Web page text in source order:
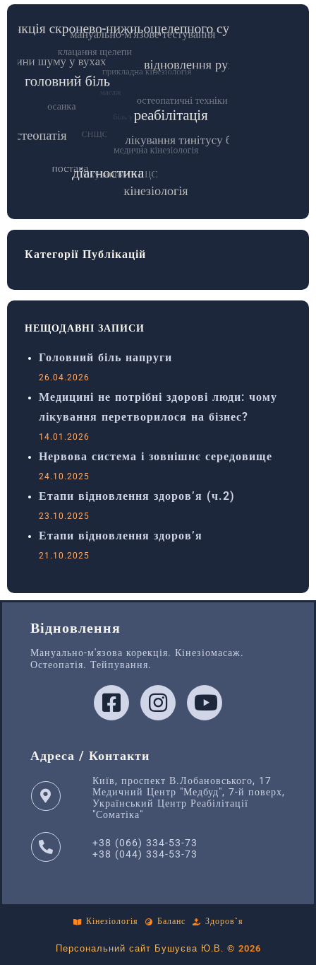
Категорії Публікацій
НЕЩОДАВНІ ЗАПИСИ
Головний біль напруги
26.04.2026
Медицині не потрібні здорові люди: чому
лікування перетворилося на бізнес?
14.01.2026
Нервова система і зовнішнє середовище
24.10.2025
Етапи відновлення здоров’я (ч.2)
23.10.2025
Етапи відновлення здоров’я
21.10.2025
Відновлення
Мануально-м'язова корекція. Кінезіомасаж.
Остеопатія. Тейпування.
Адреса / Контакти
Київ, проспект В.Лобановського, 17
Медичний Центр "Медбуд", 7-й поверх,
Український Центр Реабілітації
"Соматіка"
+38 (066) 334-53-73
+38 (044) 334-53-73
Кінезіологія Баланс Здоров`я
Персональний сайт Бушуєва Ю.В. © 2026